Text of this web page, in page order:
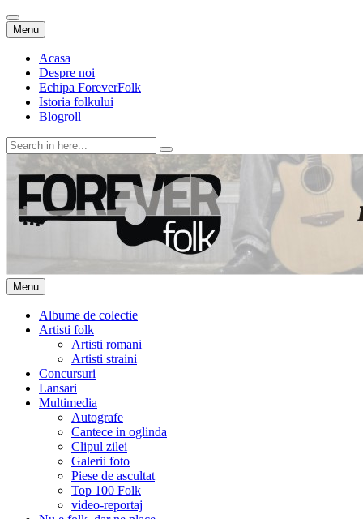
Menu Skip
to
content
Acasa
Despre noi
Echipa ForeverFolk
Istoria folkului
Blogroll
Search
for:
ForeverFolk
Muzica sufletului tau
Menu Skip
to
content
Albume de colectie
Artisti folk
Artisti romani
Artisti straini
Concursuri
Lansari
Multimedia
Autografe
Cantece in oglinda
Clipul zilei
Galerii foto
Piese de ascultat
Top 100 Folk
video-reportaj